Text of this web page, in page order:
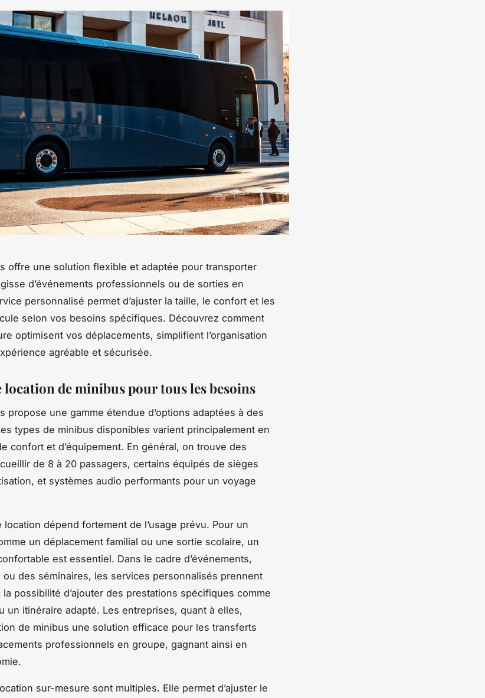
offre une solution flexible et adaptée pour transporter
d’événements professionnels ou de sorties en
personnalisé permet d’ajuster la taille, le confort et les
selon vos besoins spécifiques. Découvrez comment
optimisent vos déplacements, simplifient l’organisation
agréable et sécurisée.
location de minibus pour tous les besoins
propose une gamme étendue d’options adaptées à des
types de minibus disponibles varient principalement en
confort et d’équipement. En général, on trouve des
de 8 à 20 passagers, certains équipés de sièges
et systèmes audio performants pour un voyage
dépend fortement de l’usage prévu. Pour un
un déplacement familial ou une sortie scolaire, un
est essentiel. Dans le cadre d’événements,
ou des séminaires, les services personnalisés prennent
la possibilité d’ajouter des prestations spécifiques comme
un itinéraire adapté. Les entreprises, quant à elles,
de minibus une solution efficace pour les transferts
professionnels en groupe, gagnant ainsi en
sur-mesure sont multiples. Elle permet d’ajuster le